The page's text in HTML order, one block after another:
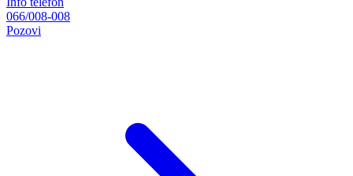
066/008-008
Pozovi